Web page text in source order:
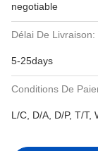
negotiable
Délai De Livraison:
5-25days
Conditions De
L/C, D/A, D/P, T/T,